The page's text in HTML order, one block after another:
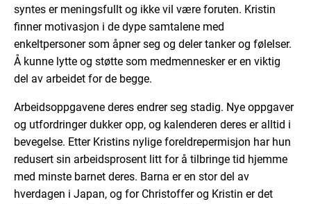
syntes er meningsfullt og ikke vil være foruten. Kristin
finner motivasjon i de dype samtalene med
enkeltpersoner som åpner seg og deler tanker og følelser.
Å kunne lytte og støtte som medmenneskerer en viktig
del av arbeidet for de begge.
Arbeidsoppgavene deres endrer seg stadig. Nye oppgaver
og utfordringer dukker opp, og kalenderen deres er alltid i
bevegelse. Etter Kristins nylige foreldrepermisjon har hun
redusert sin arbeidsprosent litt for å tilbringe tid hjemme
med minste barnet deres. Barna er en stor del av
hverdagen i Japan, og for Christoffer og Kristin er det